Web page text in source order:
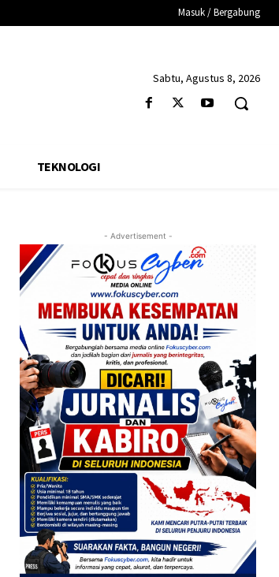
Masuk / Bergabung
Sabtu, Agustus 8, 2026
TEKNOLOGI
- Advertisement -